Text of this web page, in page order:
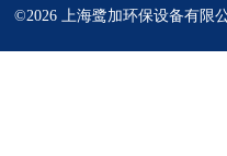
©2026 上海鹭加环保设备有限